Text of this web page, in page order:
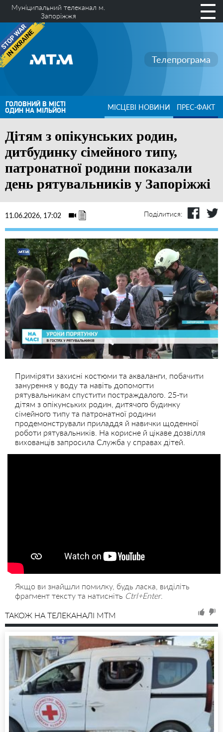
Муніципальний телеканал м.
Запоріжжя
Телепрограма
ГОЛОВНИЙ В МІСТІ
ОДИН НА МІЛЬЙОН МІСЦЕВІ НОВИНИ ПРЕС-ФАКТ
Дітям з опікунських родин,
дитбудинку сімейного типу,
патронатної родини показали
день рятувальників у Запоріжжі
11.06.2026, 17:02 Поділитися:
Приміряти захисні костюми та акваланги, побачити
занурення у воду та навіть допомогти
рятувальникам спустити постраждалого. 25-ти
дітям з опікунських родин, дитячого будинку
сімейного типу та патронатної родини
продемонстрували приладдя й навички щоденної
роботи рятувальників. На корисне й цікаве дозвілля
вихованців запросила Служба у справах дітей.
Якщо ви знайшли помилку, будь ласка, виділіть
фрагмент тексту та натисніть Ctrl+Enter.
ТАКОЖ НА ТЕЛЕКАНАЛІ MTM